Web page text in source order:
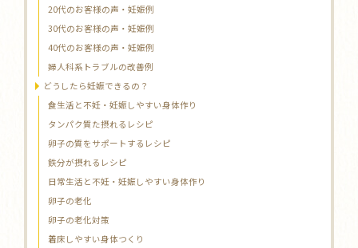
20代のお客様の声・妊娠例
30代のお客様の声・妊娠例
40代のお客様の声・妊娠例
婦人科系トラブルの改善例
どうしたら妊娠できるの？
食生活と不妊・妊娠しやすい身体作り
タンパク質た摂れるレシピ
卵子の質をサポートするレシピ
鉄分が摂れるレシピ
日常生活と不妊・妊娠しやすい身体作り
卵子の老化
卵子の老化対策
着床しやすい身体つくり